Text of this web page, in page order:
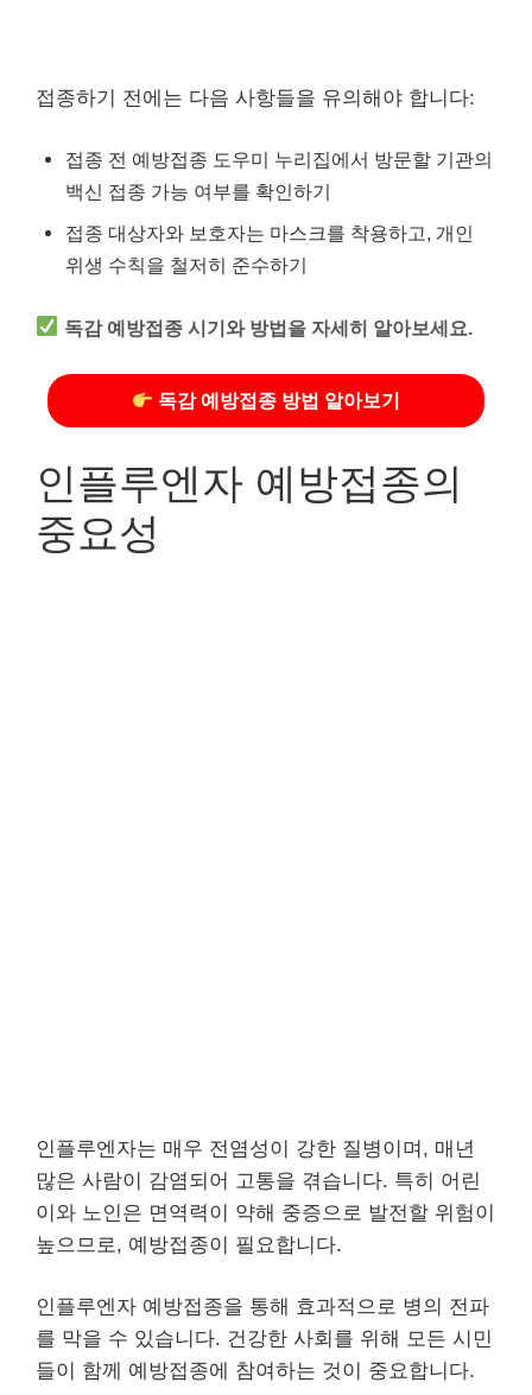
접종하기 전에는 다음 사항들을 유의해야 합니다:
접종 전 예방접종 도우미 누리집에서 방문할 기관의
백신 접종 가능 여부를 확인하기
접종 대상자와 보호자는 마스크를 착용하고, 개인
위생 수칙을 철저히 준수하기
독감 예방접종 시기와 방법을 자세히 알아보세요.
독감 예방접종 방법 알아보기
인플루엔자 예방접종의
중요성
인플루엔자는 매우 전염성이 강한 질병이며, 매년
많은 사람이 감염되어 고통을 겪습니다. 특히 어린
이와 노인은 면역력이 약해 중증으로 발전할 위험이
높으므로, 예방접종이 필요합니다.
인플루엔자 예방접종을 통해 효과적으로 병의 전파
를 막을 수 있습니다. 건강한 사회를 위해 모든 시민
들이 함께 예방접종에 참여하는 것이 중요합니다.